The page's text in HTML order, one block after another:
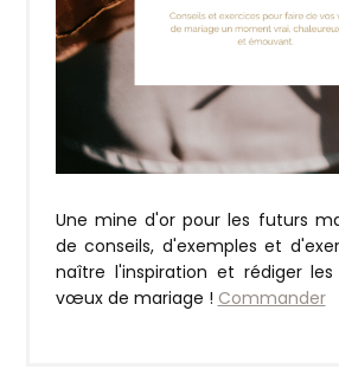
Une mine d'or pour les futurs
de conseils, d'exemples et
naître l'inspiration et rédiger
vœux de mariage ! Commander